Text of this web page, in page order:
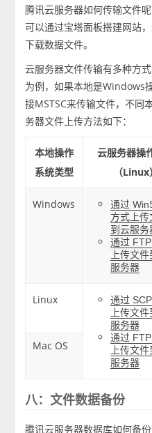
腾讯云服务器如何传输文件
可以通过宝塔面板搭建网站
下载数据文件。
云服务器文件传输有多种方
为例，如果本地是Windows
接MSTSC来传输文件，不同
务器文件上传方法如下：
本地操作
系统类型
云服务器操
（Linux）
Windows
通过
方式上传
到云服务
通过
上传文
服务器
Linux
通过
上传文
服务器
通过
上传文
服务器
Mac OS
八：文件数据备份
腾讯云服务器数据库如何备